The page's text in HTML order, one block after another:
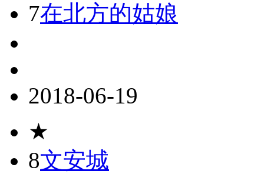
7在北方的姑娘
2018-06-19
★
8文安城